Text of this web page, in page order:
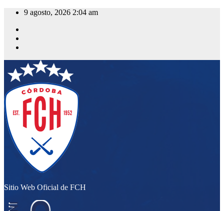
Saltar
contenido
9 agosto, 2026 2:04 am
Sitio Web Oficial de FCH